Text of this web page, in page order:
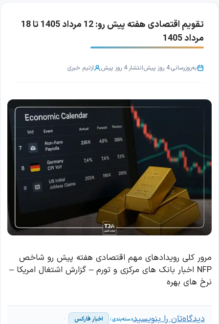
تقویم اقتصادی هفته پیش رو: 12 مرداد 1405 تا 18
مرداد 1405
به‌روزرسانی:4 روز پیش انتشار:4 روز پیش ازتیم خبری
مرور کلی رویدادهای مهم اقتصادی هفته پیش رو شاخص
NFP اخبار بانک های مرکزی و تورم – گزارش اشتغال امریکا –
نرخ های بهره
اخبار فارکس دیدگاه‌تان را بنویسید